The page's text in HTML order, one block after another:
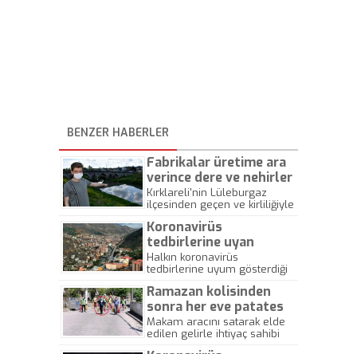
BENZER HABERLER
Fabrikalar üretime ara
verince dere ve nehirler
temizlenmeye başladı
Kırklareli'nin Lüleburgaz
ilçesinden geçen ve kirliliğiyle
Deresi, koronavirüs tedbirleri
kapsamında fabrikalar
üretime ara verince temiz
akmaya başladı. Kirlilik
nedeniyle canlı hayatının son
bulduğu derede, yeniden
balıklar görüldü, kurbağa
sesleri duyulmaya başlandı.
Koronavirüs
tedbirlerine uyan
Gümüşhane ve Bartın’da
günlerdir vaka
görülmüyor
Halkın koronavirüs
tedbirlerine uyum gösterdiği
koronavirüs vakasına
rastlanmadı. Kentin en işlek
cadde ve parklarında sakinlik
gözlendi. Bir diğer olumlu
gelişme de Bartın'da yaşandı.
Ramazan kolisinden
sonra her eve patates
soğan dağıtıyor
Makam aracını satarak elde
edilen gelirle ihtiyaç sahibi